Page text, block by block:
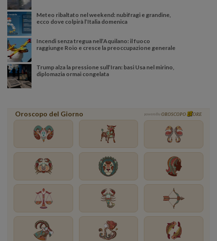
Meteo ribaltato nel weekend: nubifragi e grandine,
ecco dove colpirà l’Italia domenica
Incendi senza tregua nell’Aquilano: il fuoco
raggiunge Roio e cresce la preoccupazione generale
Trump alza la pressione sull’Iran: basi Usa nel mirino,
diplomazia ormai congelata
Oroscopo del Giorno powered by OROSCOPO ORE